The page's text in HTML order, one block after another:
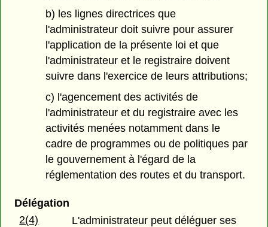
b) les lignes directrices que
l'administrateur doit suivre pour assurer
l'application de la présente loi et que
l'administrateur et le registraire doivent
suivre dans l'exercice de leurs attributions;
c) l'agencement des activités de
l'administrateur et du registraire avec les
activités menées notamment dans le
cadre de programmes ou de politiques par
le gouvernement à l'égard de la
réglementation des routes et du transport.
Délégation
2(4)
L'administrateur peut déléguer ses